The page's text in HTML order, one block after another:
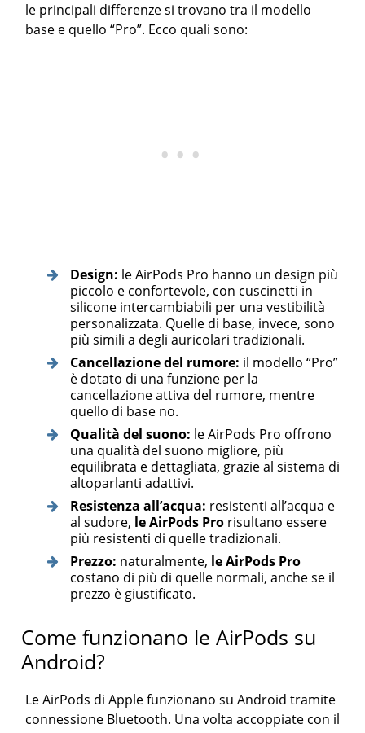
le principali differenze si trovano tra il modello
base e quello “Pro”. Ecco quali sono:
Design: le AirPods Pro hanno un design più
piccolo e confortevole, con cuscinetti in
silicone intercambiabili per una vestibilità
personalizzata. Quelle di base, invece, sono
più simili a degli auricolari tradizionali.
Cancellazione del rumore: il modello “Pro”
è dotato di una funzione per la
cancellazione attiva del rumore, mentre
quello di base no.
Qualità del suono: le AirPods Pro offrono
una qualità del suono migliore, più
equilibrata e dettagliata, grazie al sistema di
altoparlanti adattivi.
Resistenza all’acqua: resistenti all’acqua e
al sudore, le AirPods Prorisultano essere
più resistenti di quelle tradizionali.
Prezzo: naturalmente, le AirPods Pro
costano di più di quelle normali, anche se il
prezzo è giustificato.
Come funzionano le AirPods su
Android?
Le AirPods di Apple funzionano su Android tramite
connessione Bluetooth. Una volta accoppiate con il